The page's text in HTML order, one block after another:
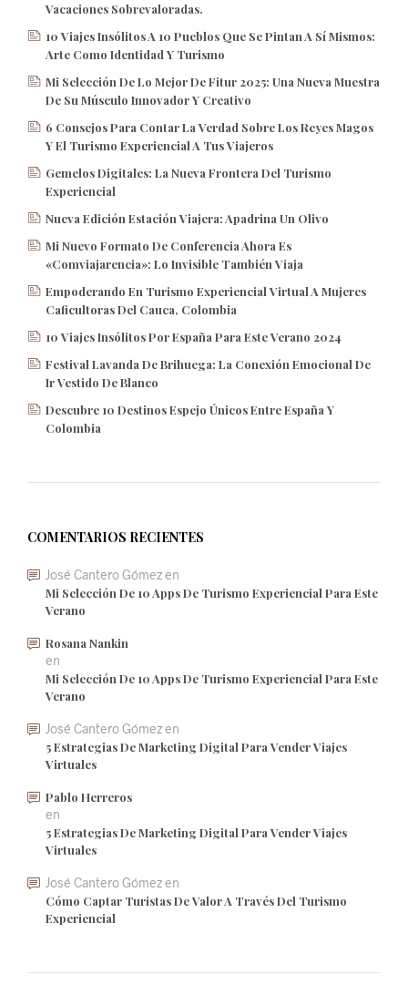
Vacaciones Sobrevaloradas.
10 Viajes Insólitos A 10 Pueblos Que Se Pintan A Sí Mismos:
Arte Como Identidad Y Turismo
Mi Selección De Lo Mejor De Fitur 2025: Una Nueva Muestra
De Su Músculo Innovador Y Creativo
6 Consejos Para Contar La Verdad Sobre Los Reyes Magos
Y El Turismo Experiencial A Tus Viajeros
Gemelos Digitales: La Nueva Frontera Del Turismo
Experiencial
Nueva Edición Estación Viajera: Apadrina Un Olivo
Mi Nuevo Formato De Conferencia Ahora Es
«Comviajarencia»: Lo Invisible También Viaja
Empoderando En Turismo Experiencial Virtual A Mujeres
Caficultoras Del Cauca, Colombia
10 Viajes Insólitos Por España Para Este Verano 2024
Festival Lavanda De Brihuega: La Conexión Emocional De
Ir Vestido De Blanco
Descubre 10 Destinos Espejo Únicos Entre España Y
Colombia
COMENTARIOS RECIENTES
José Cantero Gómezen
Mi Selección De 10 Apps De Turismo Experiencial Para Este
Verano
Rosana Nankin
en
Mi Selección De 10 Apps De Turismo Experiencial Para Este
Verano
José Cantero Gómezen
5 Estrategias De Marketing Digital Para Vender Viajes
Virtuales
Pablo Herreros
en
5 Estrategias De Marketing Digital Para Vender Viajes
Virtuales
José Cantero Gómezen
Cómo Captar Turistas De Valor A Través Del Turismo
Experiencial